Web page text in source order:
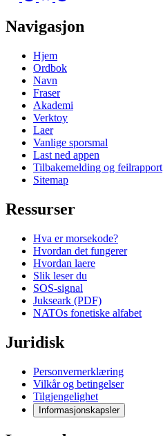
Navigasjon
Hjem
Ordbok
Navn
Fraser
Akademi
Verktoy
Laer
Vanlige sporsmal
Last ned appen
Tilbakemelding og feilrapport
Sitemap
Ressurser
Hva er morsekode?
Hvordan det fungerer
Hvordan laere
Slik leser du
SOS-signal
Jukseark (PDF)
NATOs fonetiske alfabet
Juridisk
Personvernerklæring
Vilkår og betingelser
Tilgjengelighet
Informasjonskapsler